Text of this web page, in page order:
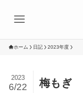
ホーム 日記 2023年度
梅もぎ
2023
6/22